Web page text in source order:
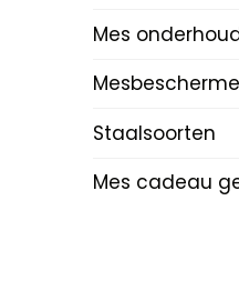
Mes
Staalsoorten
Mes cadeau